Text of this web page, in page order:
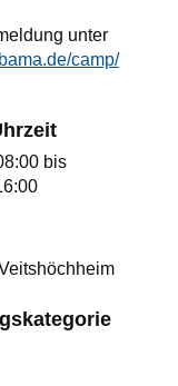
unter
camp/
bis